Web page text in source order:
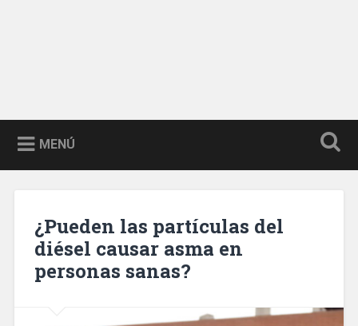
MENÚ
¿Pueden las partículas del
diésel causar asma en
personas sanas?